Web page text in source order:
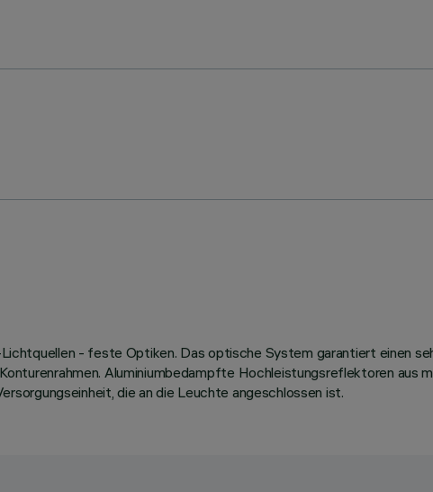
- feste Optiken. Das optische System garantiert einen
Aluminiumbedampfte Hochleistungsreflektoren
die an die Leuchte angeschlossen ist.